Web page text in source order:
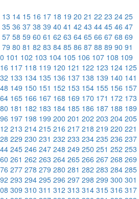
13 14 15 16 17 18 19 20 21 22 23 24 25
35 36 37 38 39 40 41 42 43 44 45 46 47
57 58 59 60 61 62 63 64 65 66 67 68 69
79 80 81 82 83 84 85 86 87 88 89 90 91
101 102 103 104 105 106 107 108 109
117 118 119 120 121 122 123 124 125
133 134 135 136 137 138 139 140 141
149 150 151 152 153 154 155 156 157
165 166 167 168 169 170 171 172 173
181 182 183 184 185 186 187 188 189
197 198 199 200 201 202 203 204 205
213 214 215 216 217 218 219 220 221
229 230 231 232 233 234 235 236 237
245 246 247 248 249 250 251 252 253
261 262 263 264 265 266 267 268 269
277 278 279 280 281 282 283 284 285
293 294 295 296 297 298 299 300 301
309 310 311 312 313 314 315 316 317